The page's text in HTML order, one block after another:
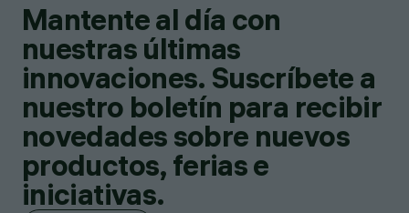
Mantente al día con
nuestras últimas
innovaciones. Suscríbete a
nuestro boletín para recibir
novedades sobre nuevos
productos, ferias e
iniciativas.